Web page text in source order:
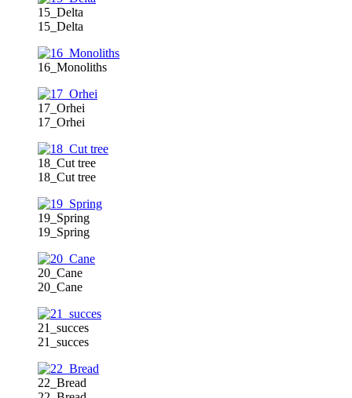
15_Delta
15_Delta
16_Monoliths
17_Orhei
17_Orhei
18_Cut tree
18_Cut tree
19_Spring
19_Spring
20_Cane
20_Cane
21_succes
21_succes
22_Bread